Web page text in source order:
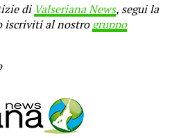
di Valseriana News, segui la
iscriviti al nostrogruppo